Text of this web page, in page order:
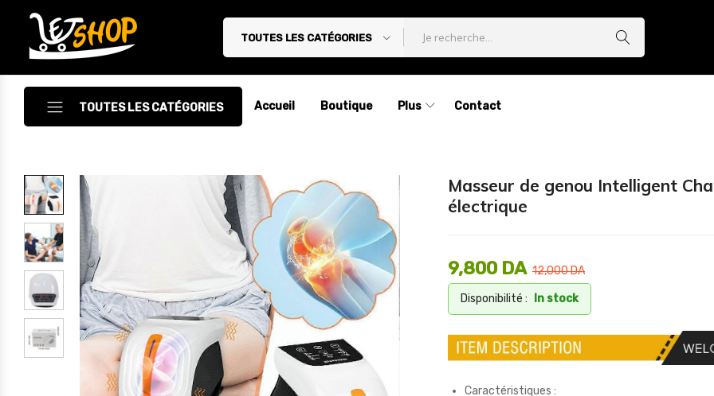
Letshop.dz
TOUTES LES CATÉGORIES
TOUTES LES CATÉGORIES
Accessoires
Accessoires Auto/Moto
Accessoires PC
Camping & Randonnée
Cuisine
Décoration
Electroménager
Électronique
Accueil Boutique Plus Contact
Masseur de genou Intelligent
électrique
12,000DA
9,800 DA
Disponibilité : In stock
Caractéristiques :